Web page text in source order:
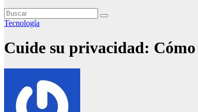
Tecnología
Cuide su privacidad: